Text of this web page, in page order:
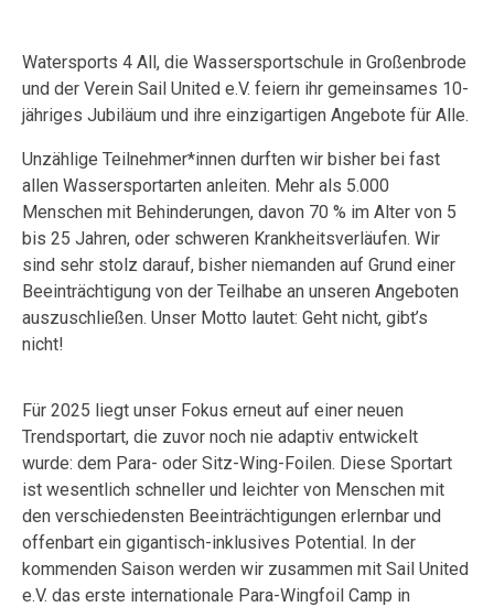
Watersports 4 All, die Wassersportschule in Großenbrode
und der Verein Sail United e.V. feiern ihr gemeinsames 10-
jähriges Jubiläum und ihre einzigartigen Angebote für Alle.
Unzählige Teilnehmer*innen durften wir bisher bei fast
allen Wassersportarten anleiten. Mehr als 5.000
Menschen mit Behinderungen, davon 70 % im Alter von 5
bis 25 Jahren, oder schweren Krankheitsverläufen. Wir
sind sehr stolz darauf, bisher niemanden auf Grund einer
Beeinträchtigung von der Teilhabe an unseren Angeboten
auszuschließen. Unser Motto lautet: Geht nicht, gibt’s
nicht!
Für 2025 liegt unser Fokus erneut auf einer neuen
Trendsportart, die zuvor noch nie adaptiv entwickelt
wurde: dem Para- oder Sitz-Wing-Foilen. Diese Sportart
ist wesentlich schneller und leichter von Menschen mit
den verschiedensten Beeinträchtigungen erlernbar und
offenbart ein gigantisch-inklusives Potential. In der
kommenden Saison werden wir zusammen mit Sail United
e.V. das erste internationale Para-Wingfoil Camp in